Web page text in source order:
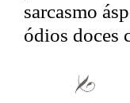
sarcasmo
ódios doces